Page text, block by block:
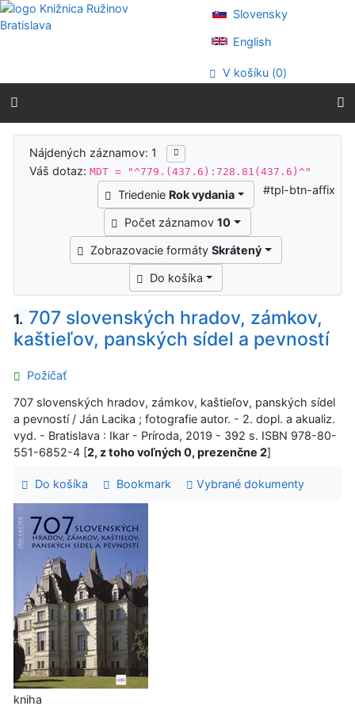
Prejsť na obsah
Prejsť na menu
Prehlásenie o webovej prístupnosti
Slovensky
English
V košíku (0)
Výsledky vyhľadávania
Nájdených záznamov: 1
Váš dotaz:MDT = "^779.(437.6):728.81(437.6)^"
Triedenie Rok vydania
Počet záznamov10
Zobrazovacie formátySkrátený
Do košíka
#tpl-btn-affix
1. 707 slovenských hradov, zámkov,
kaštieľov, panských sídel a pevností
Požičať
707 slovenských hradov, zámkov, kaštieľov, panských sídel
a pevností / Ján Lacika ; fotografie autor. - 2. dopl. a akualiz.
vyd. - Bratislava : Ikar - Príroda, 2019 - 392 s. ISBN 978-80-
551-6852-4 [2, z toho voľných 0, prezenčne 2]
Do košíka Bookmark Vybrané dokumenty
kniha